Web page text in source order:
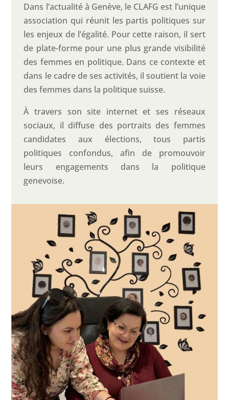
Dans l’actualité à Genève, le CLAFG est l’unique
association qui réunit les partis politiques sur
les enjeux de l’égalité. Pour cette raison, il sert
de plate-forme pour une plus grande visibilité
des femmes en politique. Dans ce contexte et
dans le cadre de ses activités, il soutient la voie
des femmes dans la politique suisse.
À travers son site internet et ses réseaux
sociaux, il diffuse des portraits des femmes
candidates aux élections, tous partis
politiques confondus, afin de promouvoir
leurs engagements dans la politique
genevoise.